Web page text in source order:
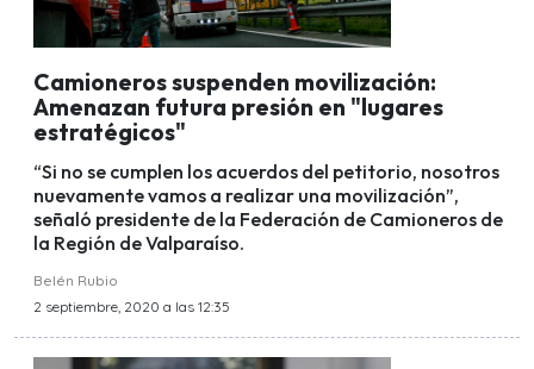
Camioneros suspenden movilización:
Amenazan futura presión en "lugares
estratégicos"
“Si no se cumplen los acuerdos del petitorio, nosotros
nuevamente vamos a realizar una movilización”,
señaló presidente de la Federación de Camioneros de
la Región de Valparaíso.
Belén Rubio
2 septiembre, 2020 a las 12:35